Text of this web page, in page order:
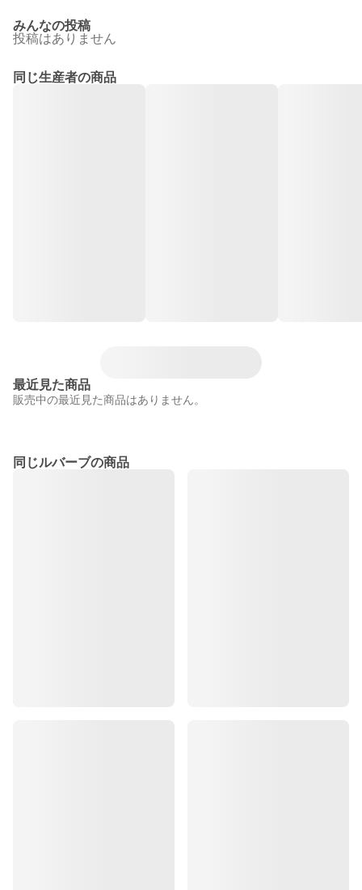
みんなの投稿
投稿はありません
同じ生産者の商品
最近見た商品
販売中の最近見た商品はありません。
同じルバーブの商品